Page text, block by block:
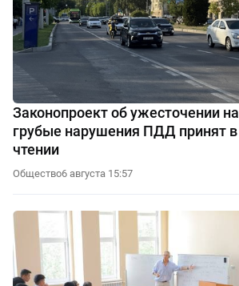
Законопроект об ужесточении
грубые нарушения ПДД принят
чтении
Общество6 августа 15:57